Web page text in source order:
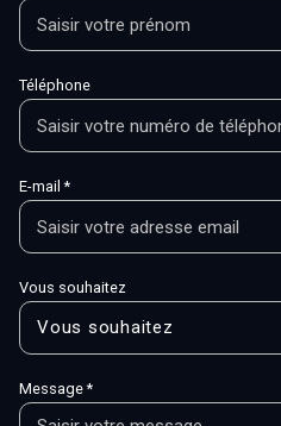
Téléphone
E-mail *
Vous souhaitez
Vous souhaitez
Message *